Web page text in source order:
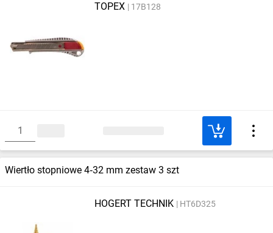
TOPEX 17B128
Wiertło stopniowe 4‑32 mm zestaw 3 szt
HOGERT TECHNIK HT6D325